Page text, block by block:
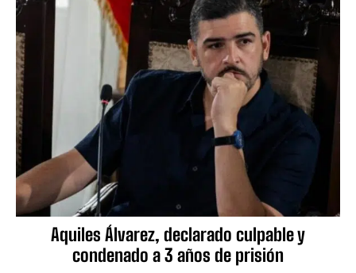
Aquiles Álvarez, declarado culpable y
condenado a 3 años de prisión